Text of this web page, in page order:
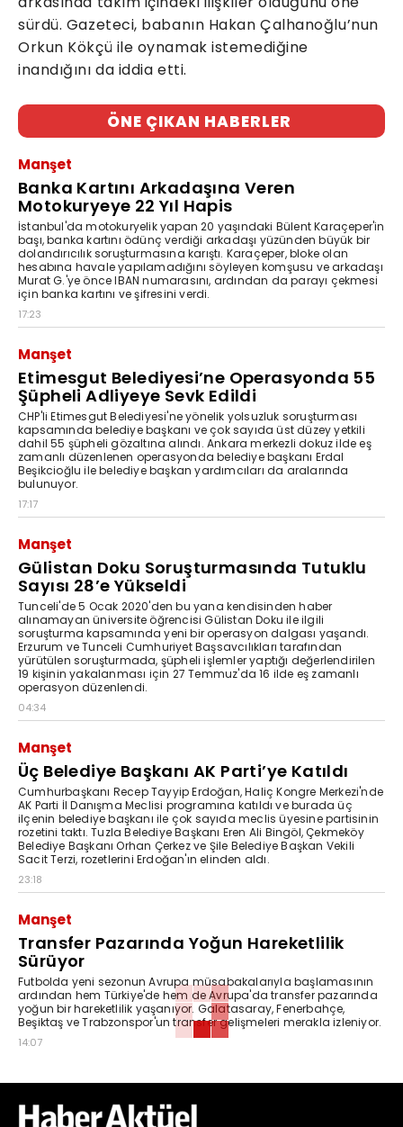
sürdü. Gazeteci, babanın Hakan Çalhanoğlu’nun
Orkun Kökçü ile oynamak istemediğine
inandığını da iddia etti.
ÖNE ÇIKAN HABERLER
Manşet
Banka Kartını Arkadaşına Veren
Motokuryeye 22 Yıl Hapis
İstanbul'da motokuryelik yapan 20 yaşındaki Bülent Karaçeper'in
başı, banka kartını ödünç verdiği arkadaşı yüzünden büyük bir
dolandırıcılık soruşturmasına karıştı. Karaçeper, bloke olan
hesabına havale yapılamadığını söyleyen komşusu ve arkadaşı
Murat G.'ye önce IBAN numarasını, ardından da parayı çekmesi
için banka kartını ve şifresini verdi.
17:23
Manşet
Etimesgut Belediyesi’ne Operasyonda 55
Şüpheli Adliyeye Sevk Edildi
CHP'li Etimesgut Belediyesi'ne yönelik yolsuzluk soruşturması
kapsamında belediye başkanı ve çok sayıda üst düzey yetkili
dahil 55 şüpheli gözaltına alındı. Ankara merkezli dokuz ilde eş
zamanlı düzenlenen operasyonda belediye başkanı Erdal
Beşikcioğlu ile belediye başkan yardımcıları da aralarında
bulunuyor.
17:17
Manşet
Gülistan Doku Soruşturmasında Tutuklu
Sayısı 28’e Yükseldi
Tunceli'de 5 Ocak 2020'den bu yana kendisinden haber
alınamayan üniversite öğrencisi Gülistan Doku ile ilgili
soruşturma kapsamında yeni bir operasyon dalgası yaşandı.
Erzurum ve Tunceli Cumhuriyet Başsavcılıkları tarafından
yürütülen soruşturmada, şüpheli işlemler yaptığı değerlendirilen
19 kişinin yakalanması için 27 Temmuz'da 16 ilde eş zamanlı
operasyon düzenlendi.
04:34
Manşet
Üç Belediye Başkanı AK Parti’ye Katıldı
Cumhurbaşkanı Recep Tayyip Erdoğan, Haliç Kongre Merkezi'nde
AK Parti İl Danışma Meclisi programına katıldı ve burada üç
ilçenin belediye başkanı ile çok sayıda meclis üyesine partisinin
rozetini taktı. Tuzla Belediye Başkanı Eren Ali Bingöl, Çekmeköy
Belediye Başkanı Orhan Çerkez ve Şile Belediye Başkan Vekili
Sacit Terzi, rozetlerini Erdoğan'ın elinden aldı.
23:18
Manşet
Transfer Pazarında Yoğun Hareketlilik
Sürüyor
Futbolda yeni sezonun Avrupa müsabakalarıyla başlamasının
ardından hem Türkiye'de hem de Avrupa'da transfer pazarında
yoğun bir hareketlilik yaşanıyor. Galatasaray, Fenerbahçe,
Beşiktaş ve Trabzonspor'un transfer gelişmeleri merakla izleniyor.
14:07